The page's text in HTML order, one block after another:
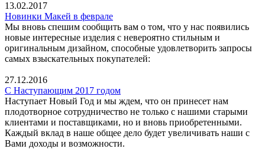
13.02.2017
Новинки Макей в феврале
Мы вновь спешим сообщить вам о том, что у нас появились
новые интересные изделия с невероятно стильным и
оригинальным дизайном, способные удовлетворить запросы
самых взыскательных покупателей:
27.12.2016
С Наступающим 2017 годом
Наступает Новый Год и мы ждем, что он принесет нам
плодотворное сотрудничество не только с нашими старыми
клиентами и поставщиками, но и вновь приобретенными.
Каждый вклад в наше общее дело будет увеличивать наши с
Вами доходы и возможности.